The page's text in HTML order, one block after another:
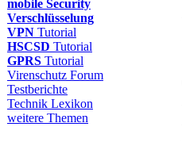
mobile Security
Verschlüsselung
VPN Tutorial
HSCSD Tutorial
GPRS Tutorial
Virenschutz Forum
Testberichte
Technik Lexikon
weitere Themen